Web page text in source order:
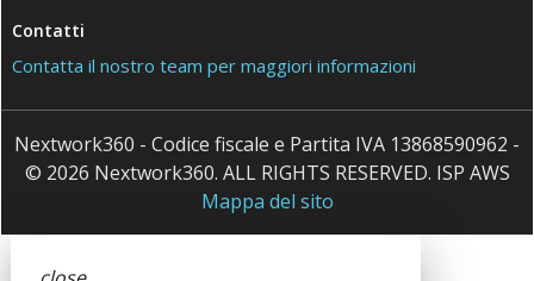
Contatti
Contatta il nostro team per maggiori informazioni
Nextwork360 - Codice fiscale e Partita IVA 13868590962 -
© 2026 Nextwork360. ALL RIGHTS RESERVED. ISP AWS
Mappa del sito